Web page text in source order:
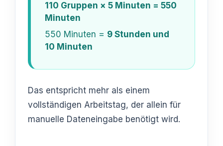
110 Gruppen × 5 Minuten = 550
Minuten
550 Minuten = 9 Stunden und
10 Minuten
Das entspricht mehr als einem
vollständigen Arbeitstag, der allein für
manuelle Dateneingabe benötigt wird.